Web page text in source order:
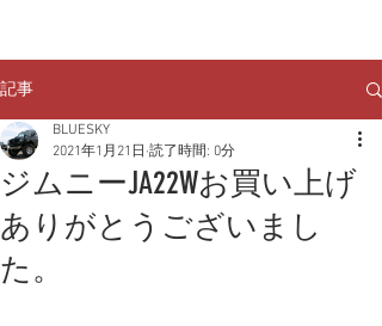
記事
ジムニーJA22Wお買い上げ
ありがとうございまし
た。
BLUESKY
2021年1月21日 読了時間: 0分